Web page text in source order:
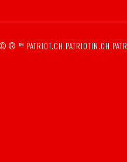
© ® ™ PATRIOT.CH PATRIOTIN.CH